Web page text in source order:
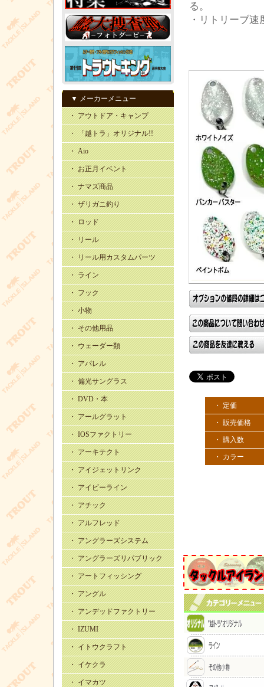
▼ メーカーメニュー
・ アウトドア・キャンプ
・ 「越トラ」オリジナル!!
・ Aio
・ お正月イベント
・ ナマズ商品
・ ザリガニ釣り
・ ロッド
・ リール
・ リール用カスタムパーツ
・ ライン
・ フック
・ 小物
・ その他用品
・ ウェーダー類
・ アパレル
・ 偏光サングラス
・ DVD・本
・ アールグラット
・ IOSファクトリー
・ アーキテクト
・ アイジェットリンク
・ アイビーライン
・ アチック
・ アルフレッド
・ アングラーズシステム
・ アングラーズリパブリック
・ アートフィッシング
・ アングル
・ アンデッドファクトリー
・ IZUMI
・ イトウクラフト
・ イケクラ
・ イマカツ
る。
・リトリーブ
・ 定価
・ 販売価格
・ 購入数
・ カラー